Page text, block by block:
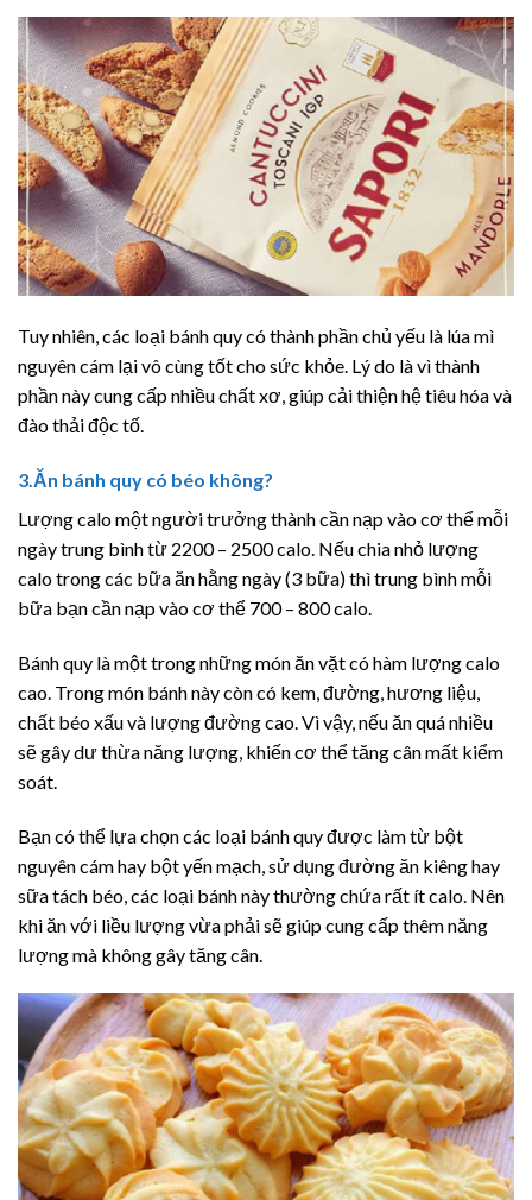
Tuy nhiên, các loại bánh quy có thành phần chủ yếu là lúa mì
nguyên cám lại vô cùng tốt cho sức khỏe. Lý do là vì thành
phần này cung cấp nhiều chất xơ, giúp cải thiện hệ tiêu hóa và
đào thải độc tố.
3.Ăn bánh quy có béo không?
Lượng calo một người trưởng thành cần nạp vào cơ thể mỗi
ngày trung bình từ 2200 – 2500 calo. Nếu chia nhỏ lượng
calo trong các bữa ăn hằng ngày (3 bữa) thì trung bình mỗi
bữa bạn cần nạp vào cơ thể 700 – 800 calo.
Bánh quy là một trong những món ăn vặt có hàm lượng calo
cao. Trong món bánh này còn có kem, đường, hương liệu,
chất béo xấu và lượng đường cao. Vì vậy, nếu ăn quá nhiều
sẽ gây dư thừa năng lượng, khiến cơ thể tăng cân mất kiểm
soát.
Bạn có thể lựa chọn các loại bánh quy được làm từ bột
nguyên cám hay bột yến mạch, sử dụng đường ăn kiêng hay
sữa tách béo, các loại bánh này thường chứa rất ít calo. Nên
khi ăn với liều lượng vừa phải sẽ giúp cung cấp thêm năng
lượng mà không gây tăng cân.